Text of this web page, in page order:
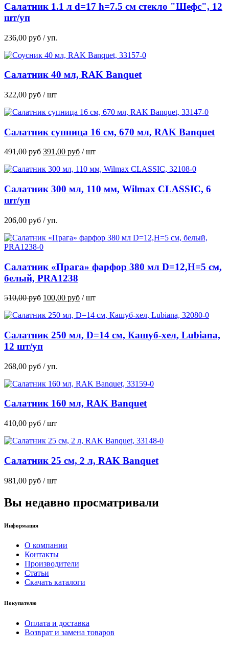
Салатник 1.1 л d=17 h=7.5 см стекло "Шефс", 12
шт/уп
236,00 руб / уп.
Салатник 40 мл, RAK Banquet
322,00 руб / шт
Салатник супница 16 см, 670 мл, RAK Banquet
491,00руб Первоначальная
составляла
391,00 рубТекущая
391,00 руб.
/ шт
Салатник 300 мл, 110 мм, Wilmax CLASSIC, 6
шт/уп
206,00 руб / уп.
Салатник «Прага» фарфор 380 мл D=12,H=5 см,
белый, PRA1238
510,00руб Первоначальная
составляла
100,00 рубТекущая
100,00 руб.
/ шт
Салатник 250 мл, D=14 см, Кашуб-хел, Lubiana,
12 шт/уп
268,00 руб / уп.
Салатник 160 мл, RAK Banquet
410,00 руб / шт
Салатник 25 см, 2 л, RAK Banquet
981,00 руб / шт
Вы недавно просматривали
Информация
О компании
Контакты
Производители
Статьи
Скачать каталоги
Покупателю
Оплата и доставка
Возврат и замена товаров